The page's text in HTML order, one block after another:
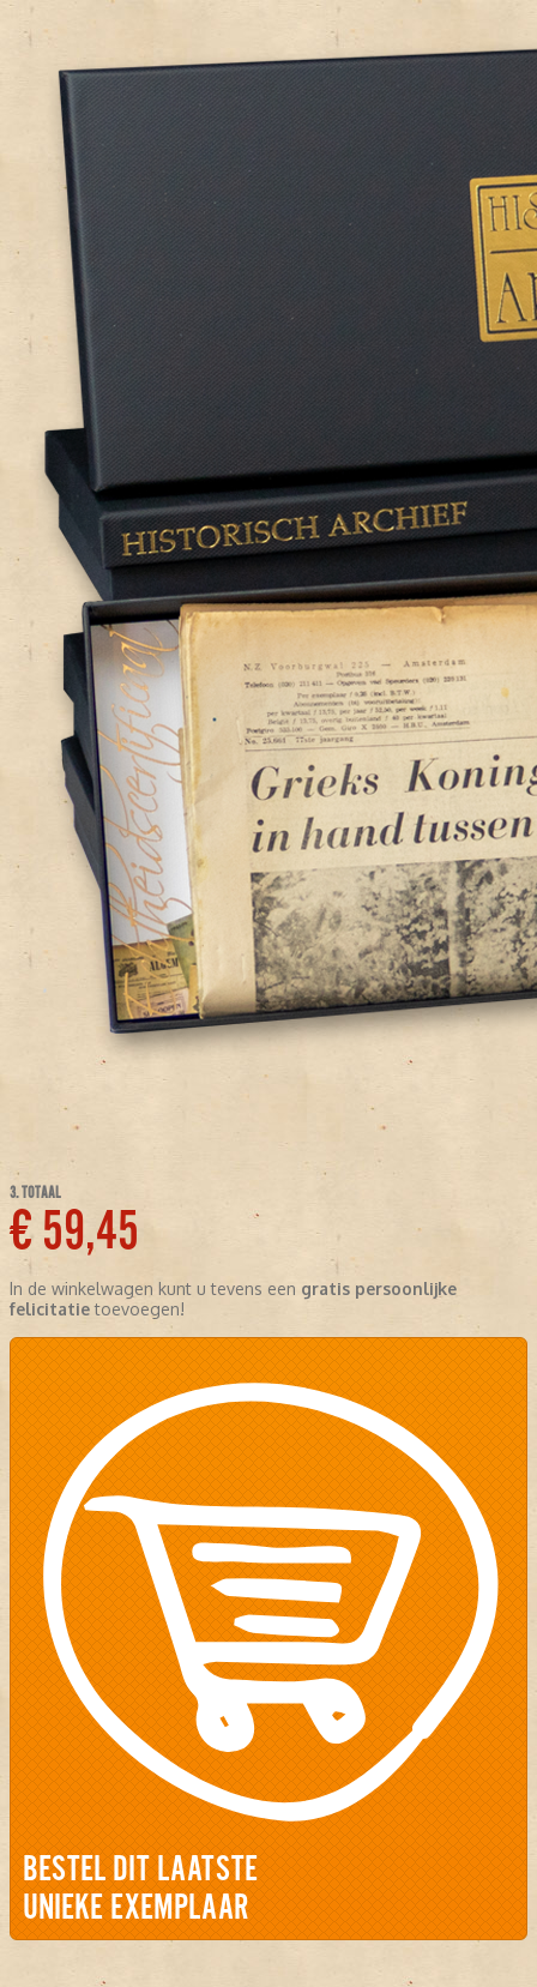
3. TOTAAL
€ 59,45
In de winkelwagen kunt u tevens een gratis persoonlijke
felicitatietoevoegen!
BESTEL DIT LAATSTE
UNIEKE EXEMPLAAR